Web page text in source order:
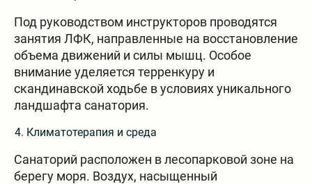
Под руководством инструкторов проводятся
занятия ЛФК, направленные на восстановление
объема движений и силы мышц. Особое
внимание уделяется терренкуру и
скандинавской ходьбе в условиях уникального
ландшафта санатория.
Климатотерапия и среда
Санаторий расположен в лесопарковой зоне на
берегу моря. Воздух, насыщенный